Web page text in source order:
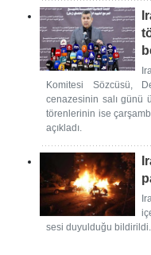
Komitesi Sözcüsü,
cenazesinin salı günü
törenlerinin ise
açıkladı.
sesi duyulduğu bildirildi.